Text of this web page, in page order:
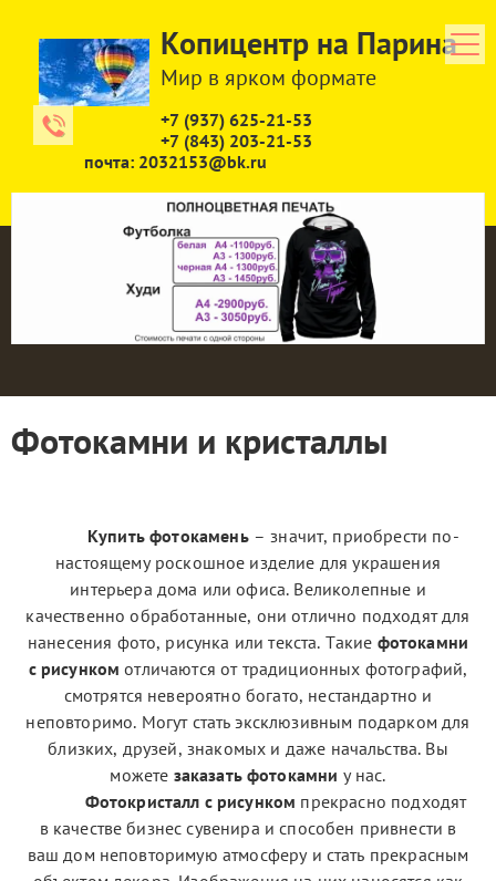
Копицентр на Парина
Мир в ярком формате
+7 (937) 625-21-53
+7 (843) 203-21-53
почта: 2032153@bk.ru
Фотокамни и кристаллы
Купить фотокамень– значит, приобрести по-
настоящему роскошное изделие для украшения
интерьера дома или офиса. Великолепные и
качественно обработанные, они отлично подходят для
нанесения фото, рисунка или текста. Такие фотокамни
с рисунком отличаются от традиционных фотографий,
смотрятся невероятно богато, нестандартно и
неповторимо. Могут стать эксклюзивным подарком для
близких, друзей, знакомых и даже начальства. Вы
можете заказать фотокамни у нас.
Фотокристалл с рисунком прекрасно подходят
в качестве бизнес сувенира и способен привнести в
ваш дом неповторимую атмосферу и стать прекрасным